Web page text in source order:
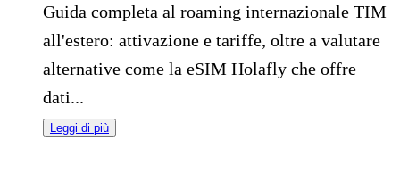
Guida completa al roaming internazionale TIM
all'estero: attivazione e tariffe, oltre a valutare
alternative come la eSIM Holafly che offre
dati...
Leggi di più